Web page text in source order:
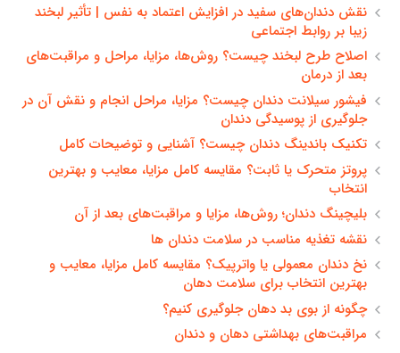
نقش دندان‌های سفید در افزایش اعتماد به نفس | تأثیر لبخند
زیبا بر روابط اجتماعی
اصلاح طرح لبخند چیست؟ روش‌ها، مزایا، مراحل و مراقبت‌های
بعد از درمان
فیشور سیلانت دندان چیست؟ مزایا، مراحل انجام و نقش آن در
جلوگیری از پوسیدگی دندان
تکنیک باندینگ دندان چیست؟ آشنایی و توضیحات کامل
پروتز متحرک یا ثابت؟ مقایسه کامل مزایا، معایب و بهترین
انتخاب
بلیچینگ دندان؛ روش‌ها، مزایا و مراقبت‌های بعد از آن
نقشه تغذیه مناسب در سلامت دندان ها
نخ دندان معمولی یا واترپیک؟ مقایسه کامل مزایا، معایب و
بهترین انتخاب برای سلامت دهان
چگونه از بوی بد دهان جلوگیری کنیم؟
مراقبت‌های بهداشتی دهان و دندان